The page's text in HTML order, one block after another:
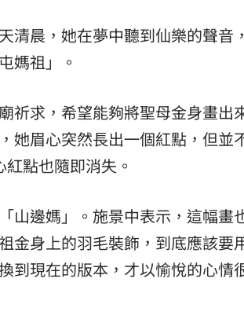
清晨，她在夢中聽到仙樂的聲音
媽祖」。
祈求，希望能夠將聖母金身畫出
她眉心突然長出一個紅點，但並
點也隨即消失。
山邊媽」。施景中表示，這幅畫
金身上的羽毛裝飾，到底應該要
到現在的版本，才以愉悅的心情